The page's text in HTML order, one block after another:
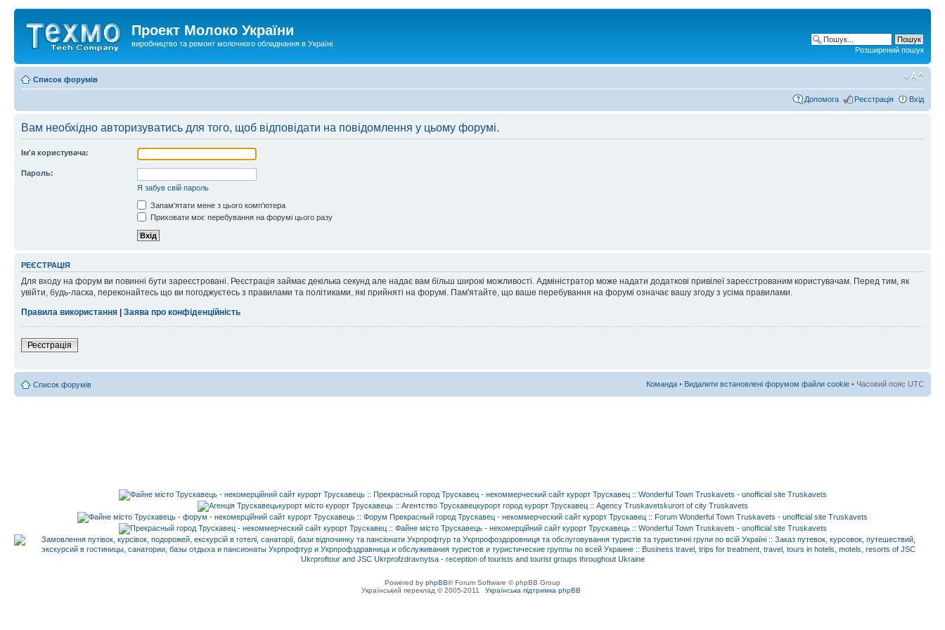
Проект Молоко України
виробництво та ремонт молочного обладнання в Україні
Розширений пошук
Список форумів
Допомога Реєстрація Вхід
Вам необхідно авторизуватись для того, щоб відповідати на повідомлення у цьому форумі.
Ім'я користувача:
Пароль:
Я забув свій пароль
Запам'ятати мене з цього комп'ютера
Приховати моє перебування на форумі цього разу
РЕЄСТРАЦІЯ
Для входу на форум ви повинні бути зареєстровані. Реєстрація займає декілька секунд але надає вам більш широкі можливості. Адміністратор може надати додаткові привілеї зареєстрованим користувачам. Перед тим, як
увійти, будь-ласка, переконайтесь що ви погоджуєтесь з правилами та політиками, які прийняті на форумі. Пам'ятайте, що ваше перебування на форумі означає вашу згоду з усіма правилами.
Правила використання
Заява про конфіденційність
Реєстрація
Список форумів Команда • Видалити встановлені форумом файли cookie • Часовий пояс UTC
Powered by phpBB® Forum Software © phpBB Group
Український переклад © 2005-2011
Українська підтримка phpBB